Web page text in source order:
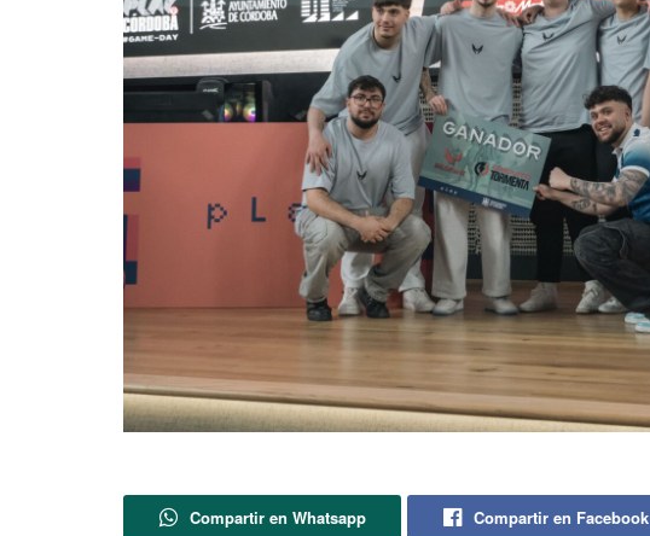
Compartir en Whatsapp Compartir en Facebook